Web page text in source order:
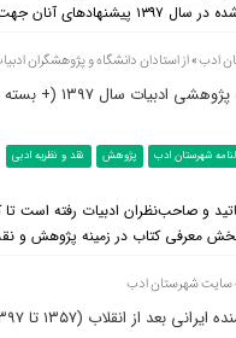
ایام فراغت نور...
از استادان دانشگاه و پژوهشگران
۱۳۹۷ (+ بسته پیشنهادی نوروزی)
شهرستان ادب پژوهش نقد و نظریه ادبی
و صاحب‌نظران ادبیات رفته است تا
معرفی کتاب در زمینه پژوهش و
سایت شهرستان ادب
بعد از انقلاب (۱۳۵۷ تا ۱۳۹۷)